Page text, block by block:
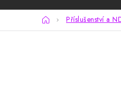
DomůPříslušenství a